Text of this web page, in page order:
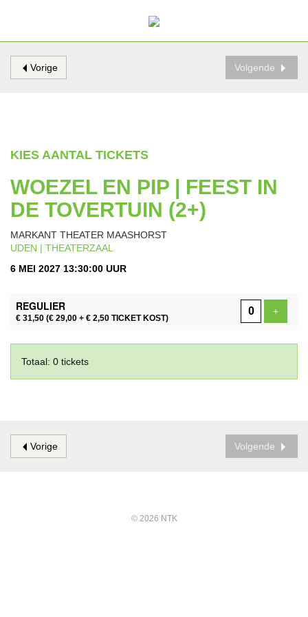
Vorige Volgende
KIES AANTAL TICKETS
WOEZEL EN PIP | FEEST IN
DE TOVERTUIN (2+)
MARKANT THEATER MAASHORST
UDEN | THEATERZAAL
6 MEI 2027 13:30:00 UUR
REGULIER
€ 31,50 (€ 29,00 + € 2,50 TICKET KOST)
+Voeg
Totaal: 0 tickets
Vorige Volgende
© 2026 NTK